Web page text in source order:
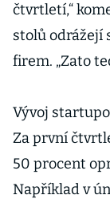
čtvrtletí,“
stolů odrážejí
firem. „Zato
Vývoj
Za první
50 procent
Například v